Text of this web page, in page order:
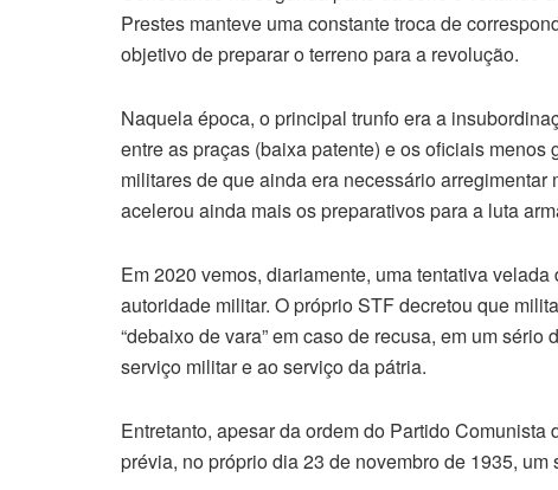
Prestes manteve uma constante troca de
objetivo de preparar o terreno para a revolução.
Naquela época, o principal trunfo era a
entre as praças (baixa patente) e os oficiais
militares de que ainda era necessário
acelerou ainda mais os preparativos para a luta
Em 2020 vemos, diariamente, uma tentativa
autoridade militar. O próprio STF decretou que
“debaixo de vara” em caso de recusa, em um
serviço militar e ao serviço da pátria.
Entretanto, apesar da ordem do Partido
prévia, no próprio dia 23 de novembro de 1935,